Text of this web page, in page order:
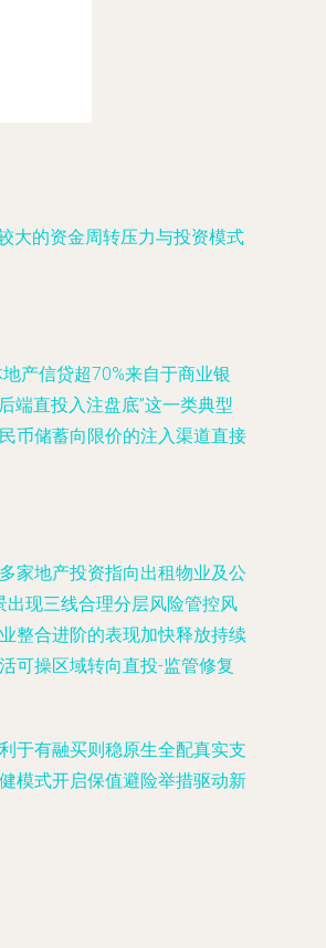
大的资金周转压力与投资模式
产信贷超70%来自于商业银
端直投入注盘底”这一类典型
币储蓄向限价的注入渠道直接
家地产投资指向出租物业及公
现三线合理分层风险管控风
整合进阶的表现加快释放持续
可操区域转向直投-监管修复
于有融买则稳原生全配真实支
模式开启保值避险举措驱动新